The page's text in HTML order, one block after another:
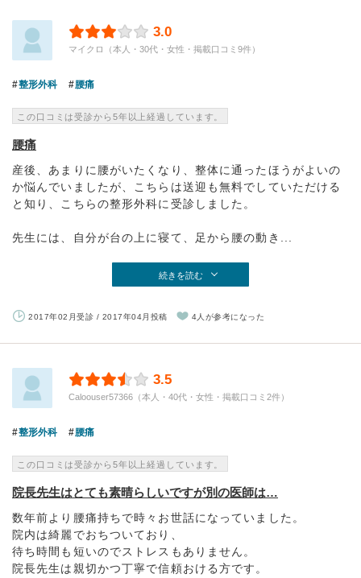
3.0
マイクロ（本人・30代・女性・掲載口コミ9件）
整形外科 腰痛
この口コミは受診から5年以上経過しています。
腰痛
産後、あまりに腰がいたくなり、整体に通ったほうがよいの
か悩んでいましたが、こちらは送迎も無料でしていただける
と知り、こちらの整形外科に受診しました。
先生には、自分が台の上に寝て、足から腰の動き...
続きを読む
2017年02月受診 / 2017年04月投稿 4人が参考になった
3.5
Caloouser57366（本人・40代・女性・掲載口コミ2件）
整形外科 腰痛
この口コミは受診から5年以上経過しています。
院長先生はとても素晴らしいですが別の医師は…
数年前より腰痛持ちで時々お世話になっていました。
院内は綺麗でおちついており、
待ち時間も短いのでストレスもありません。
院長先生は親切かつ丁寧で信頼おける方です。